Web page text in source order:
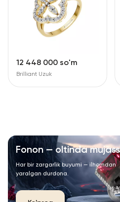
12 448 000 so'm
Brilliant Uzuk
Fonon — oltinda
Har bir zargarlik buyumi — ilhomdan
yaralgan durdona.